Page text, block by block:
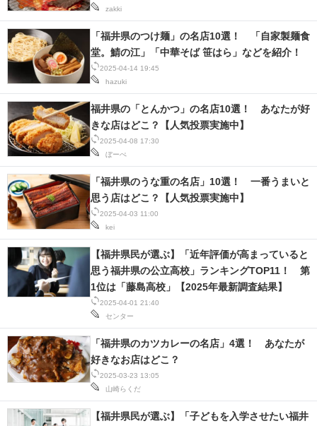
zakki
2025-04-14 19:45
hazuki
「福井県のつけ麺」の名店10選！ 「自家製麺食
堂。鯖の江」「中華そば 笹はら」などを紹介！
2025-04-08 17:30
ぼーぺ
福井県の「とんかつ」の名店10選！ あなたが好
きな店はどこ？【人気投票実施中】
2025-04-03 11:00
kei
「福井県のうな重の名店」10選！ 一番うまいと
思う店はどこ？【人気投票実施中】
2025-04-01 21:40
センター
【福井県民が選ぶ】「近年評価が高まっていると
思う福井県の公立高校」ランキングTOP11！ 第
1位は「藤島高校」【2025年最新調査結果】
2025-03-23 13:05
山崎らくだ
「福井県のカツカレーの名店」4選！ あなたが
好きなお店はどこ？
【福井県民が選ぶ】「子どもを入学させたい福井